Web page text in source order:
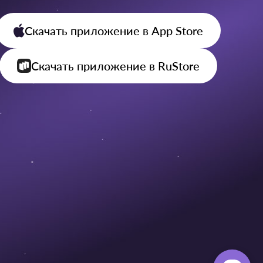
Скачать приложение в App Store
Скачать приложение в RuStore